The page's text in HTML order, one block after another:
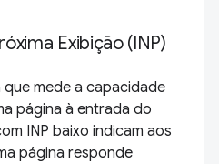
Exibição (INP)
que mede a capacidade
página à entrada do
INP baixo indicam aos
página responde